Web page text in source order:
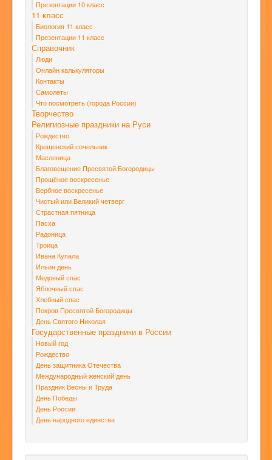
Презентации 10 класс
11 класс
Биология 11 класс
Презентации 11 класс
Справочник
Люди
Онлайн калькуляторы
Контакты
Самолеты
Что посмотреть (города России)
Творчество
Религиозные праздники на Руси
Рождество
Крещенский сочельник
Масленица
Благовещение Пресвятой Богородицы
Прощёное воскресенье
Вербное воскресенье
Чистый или Великий четверг
Страстная пятница
Пасха
Радоница
Троица
Ивана Купала
Ильин день
Медовый спас
Яблочный спас
Хлебный спас
Покров Пресвятой Богородицы
День Святого Николая
Государственные праздники в России
Новый год
Рождество
День защитника Отечества
Международный женский день
Праздник Весны и Труда
День Победы
День России
День народного единства